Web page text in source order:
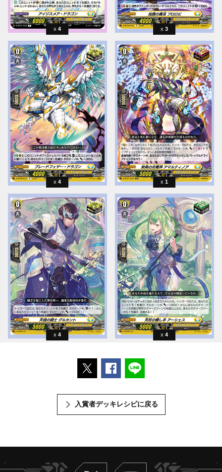
4 3
4 1
4 4
ポストするFacebookでシェアする
入賞者デッキレシピに戻る
Twitter ヴァンガードch